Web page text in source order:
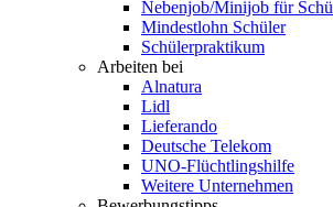
Nebenjob/Minijob für
Mindestlohn Schüler
Schülerpraktikum
Arbeiten bei
Alnatura
Lidl
Lieferando
Deutsche Telekom
UNO-Flüchtlingshilfe
Weitere Unternehmen